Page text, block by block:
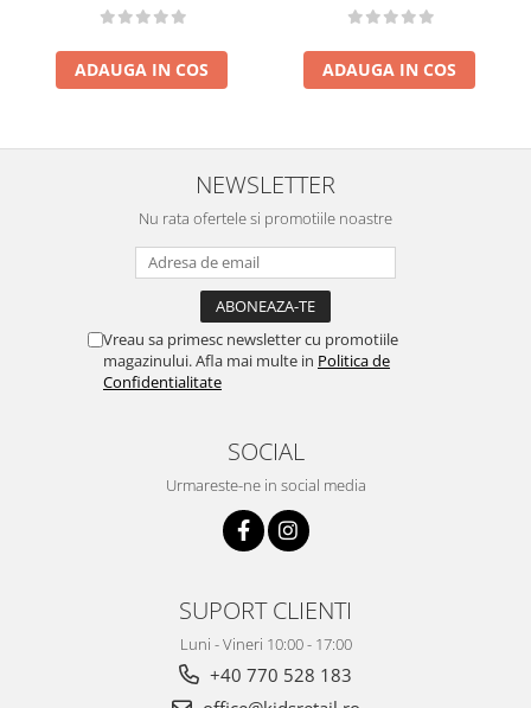
ADAUGA IN COS ADAUGA IN COS
NEWSLETTER
Nu rata ofertele si promotiile noastre
Vreau sa primesc newsletter cu promotiile
magazinului. Afla mai multe in Politica de
Confidentialitate
SOCIAL
Urmareste-ne in social media
SUPORT CLIENTI
Luni - Vineri 10:00 - 17:00
+40 770 528 183